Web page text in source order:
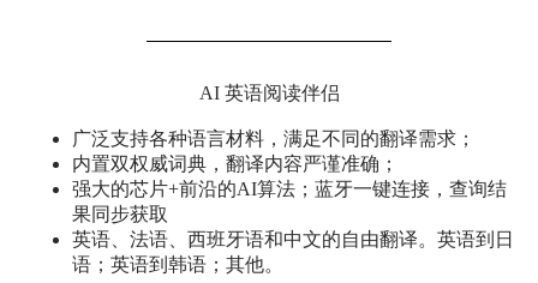
AI 英语阅读伴侣
广泛支持各种语言材料，满足不同的翻译需求；
内置双权威词典，翻译内容严谨准确；
强大的芯片+前沿的AI算法；蓝牙一键连接，查询结
果同步获取
英语、法语、西班牙语和中文的自由翻译。英语到日
语；英语到韩语；其他。